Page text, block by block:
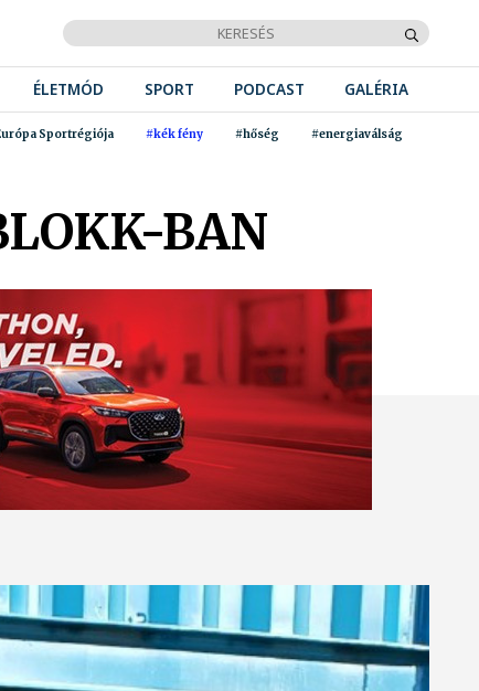
ÉLETMÓD SPORT PODCAST GALÉRIA
Sportrégiója #kék fény #hőség #energiaválság
BAN